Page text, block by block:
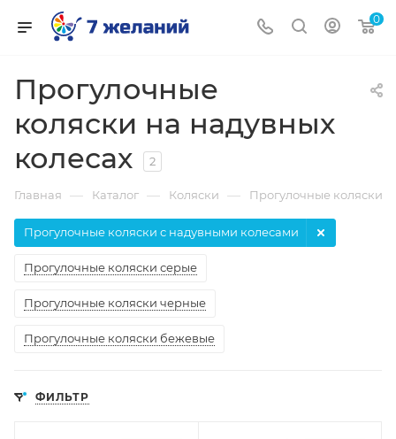
0
Прогулочные
коляски на надувных
колесах
2
Главная — Каталог — Коляски — Прогулочные коляски
Прогулочные коляски серые
Прогулочные коляски черные
Прогулочные коляски бежевые
Прогулочные коляски с надувными колесами
ФИЛЬТР